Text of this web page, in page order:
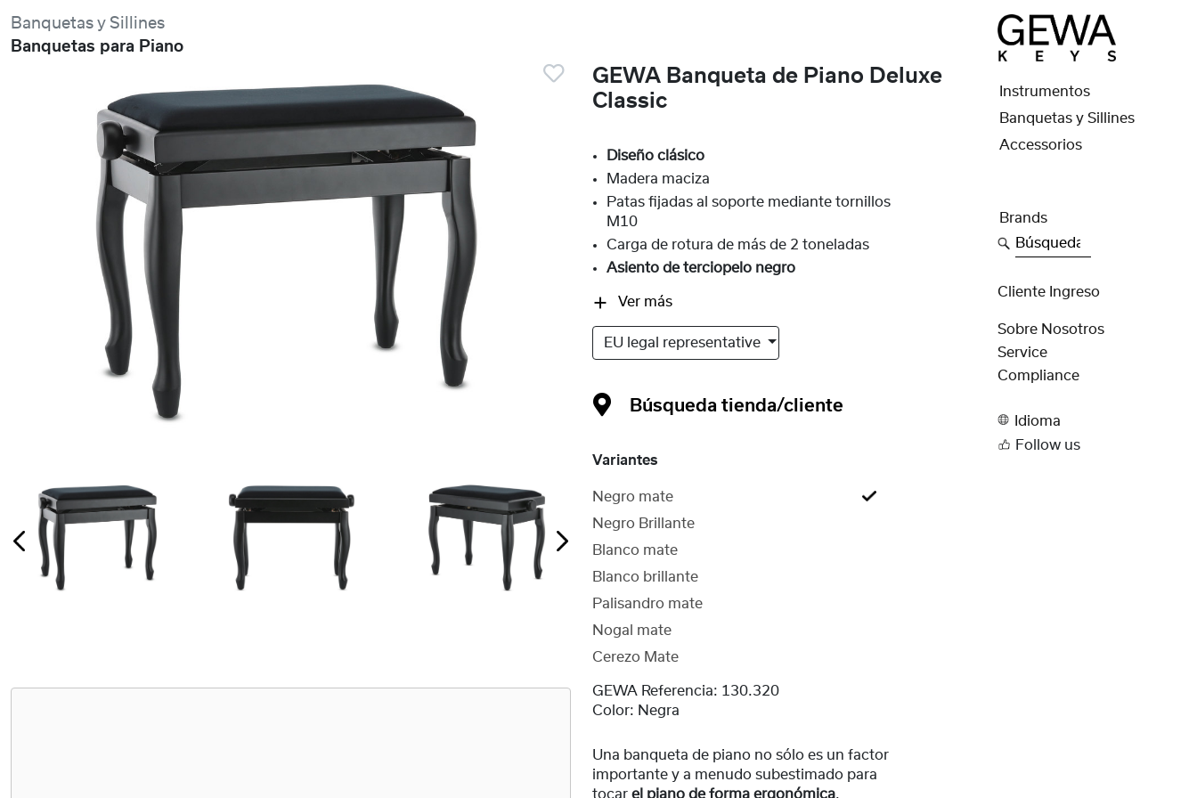
Banquetas y Sillines
Banquetas para Piano
GEWA Banqueta de Piano Deluxe
Classic
Variantes
Negro mate
Negro Brillante
Blanco mate
Blanco brillante
Palisandro mate
Nogal mate
Cerezo Mate
Búsqueda tienda/cliente
Diseño clásico
Madera maciza
Patas fijadas al soporte mediante tornillos
M10
Carga de rotura de más de 2 toneladas
Asiento de terciopelo negro
Ver más
EU legal representative
GEWA Referencia: 130.320
Color: Negra
Una banqueta de piano no sólo es un factor
importante y a menudo subestimado para
tocarel piano de forma ergonómica.
Instrumentos
Banquetas y Sillines
Accessorios
Brands
Búsqueda
Cliente Ingreso
Sobre Nosotros
Service
Compliance
Idioma
Follow us